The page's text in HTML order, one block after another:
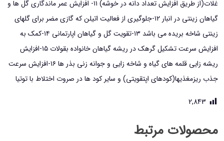
غلات(از طریق افزایش تعداد دانه در خوشه) ۱۱- افزایش عمر ماندگاری گل ها و
گیاهان زینتی در انبار ۱۲-جلوگیری از فعالیت اتیلن که گازی مضر برای گلهای
زینتی شاخه بریده می باشد ۱۳-تقویت گل و گیاهان اپارتمانی ۱۴-کمک به
افزایش سرعت تشکیل گرهک در ریشه گیاهان خانواده بقولات ۱۵-افزایش
ریشه زایی قلمه های گیاه و شاخه زایی و جوانه زنی بذر ها ۱۶-افزایش سرعت
جذب ریزمغذیها(کودهای اپتقویتی) و سایر کود ها در صروت اختلاط با توتیا
2,843
محصولات مرتبط